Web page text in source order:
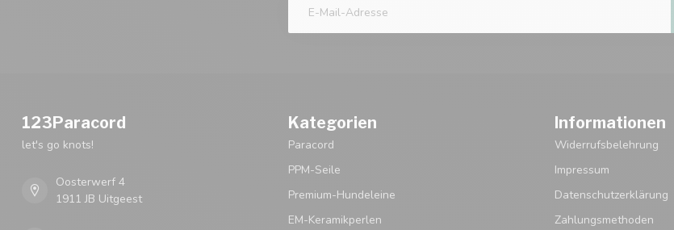
123Paracord
let's go knots!
Oosterwerf 4
1911 JB Uitgeest
Kategorien
Paracord
PPM-Seile
Premium-Hundeleine
EM-Keramikperlen
Informationen
Widerrufsbelehrung
Impressum
Datenschutzerklärung
Zahlungsmethoden